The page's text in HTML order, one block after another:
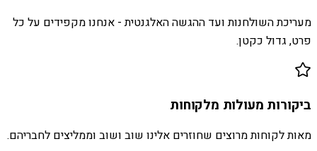
מעריכת השולחנות ועד ההגשה האלגנטית - אנחנו מקפידים על כל
פרט, גדול כקטן.
ביקורות מעולות מלקוחות
מאות לקוחות מרוצים שחוזרים אלינו שוב ושוב וממליצים לחבריהם.